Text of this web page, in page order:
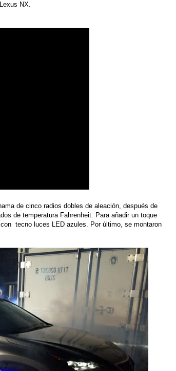
NX.
de cinco radios dobles de aleación, después de
de temperatura Fahrenheit. Para añadir un toque
tecno luces LED azules. Por último, se montaron